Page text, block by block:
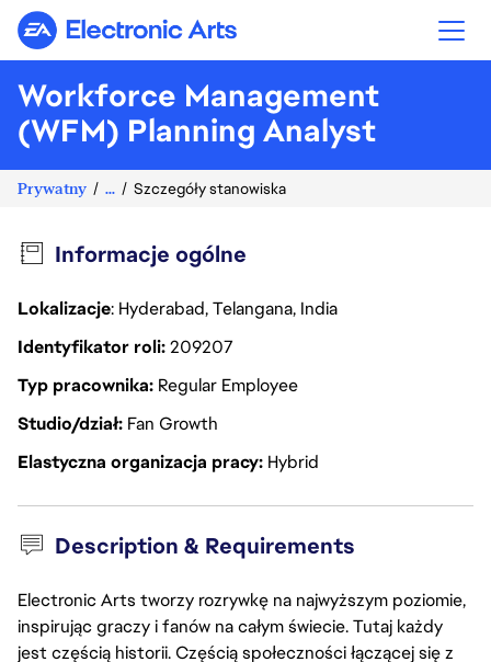
Electronic Arts
Workforce Management
(WFM) Planning Analyst
Prywatny ... Szczegóły stanowiska
Informacje ogólne
Lokalizacje: Hyderabad, Telangana, India
Identyfikator roli209207
Typ pracownika Regular Employee
Studio/dział Fan Growth
Elastyczna organizacja pracy Hybrid
Description & Requirements
Electronic Arts tworzy rozrywkę na najwyższym poziomie,
inspirując graczy i fanów na całym świecie. Tutaj każdy
jest częścią historii. Częścią społeczności łączącej się z